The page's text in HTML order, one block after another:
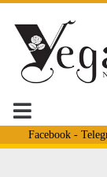
Facebook-